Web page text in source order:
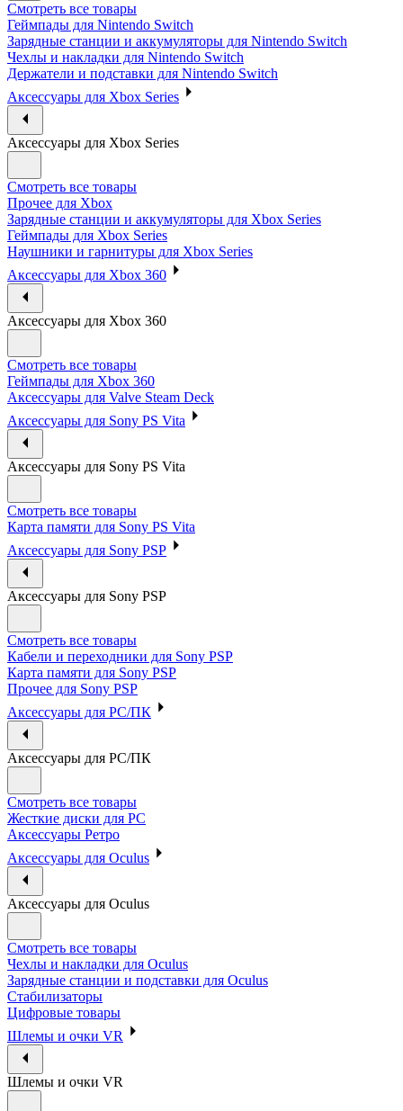
Смотреть все товары
Геймпады для Nintendo Switch
Зарядные станции и аккумуляторы для Nintendo Switch
Чехлы и накладки для Nintendo Switch
Держатели и подставки для Nintendo Switch
Аксессуары для Xbox Series
Аксессуары для Xbox Series
Смотреть все товары
Прочее для Xbox
Зарядные станции и аккумуляторы для Xbox Series
Геймпады для Xbox Series
Наушники и гарнитуры для Xbox Series
Аксессуары для Xbox 360
Аксессуары для Xbox 360
Смотреть все товары
Геймпады для Xbox 360
Аксессуары для Valve Steam Deck
Аксессуары для Sony PS Vita
Аксессуары для Sony PS Vita
Смотреть все товары
Карта памяти для Sony PS Vita
Аксессуары для Sony PSP
Аксессуары для Sony PSP
Смотреть все товары
Кабели и переходники для Sony PSP
Карта памяти для Sony PSP
Прочее для Sony PSP
Аксессуары для PC/ПК
Аксессуары для PC/ПК
Смотреть все товары
Жесткие диски для PC
Аксессуары Ретро
Аксессуары для Oculus
Аксессуары для Oculus
Смотреть все товары
Чехлы и накладки для Oculus
Зарядные станции и подставки для Oculus
Стабилизаторы
Цифровые товары
Шлемы и очки VR
Шлемы и очки VR